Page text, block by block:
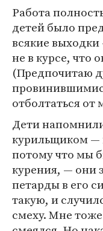
Работа
детей было
всякие
не в курсе, что
(Предпочитаю
отболтаться
Дети
курильщиком —
потому что мы
курения, — они
петарды в его
такую, и
смеху. Мне